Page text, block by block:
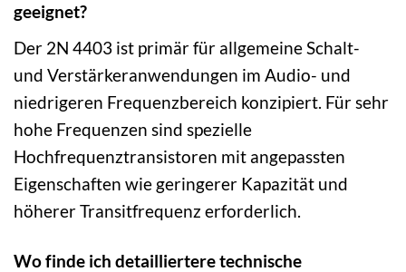
geeignet?
Der 2N 4403 ist primär für allgemeine Schalt-
und Verstärkeranwendungen im Audio- und
niedrigeren Frequenzbereich konzipiert. Für sehr
hohe Frequenzen sind spezielle
Hochfrequenztransistoren mit angepassten
Eigenschaften wie geringerer Kapazität und
höherer Transitfrequenz erforderlich.
Wo finde ich detailliertere technische